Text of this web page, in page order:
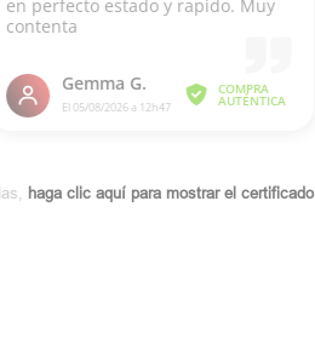
haga clic aquí para mostrar el certificado